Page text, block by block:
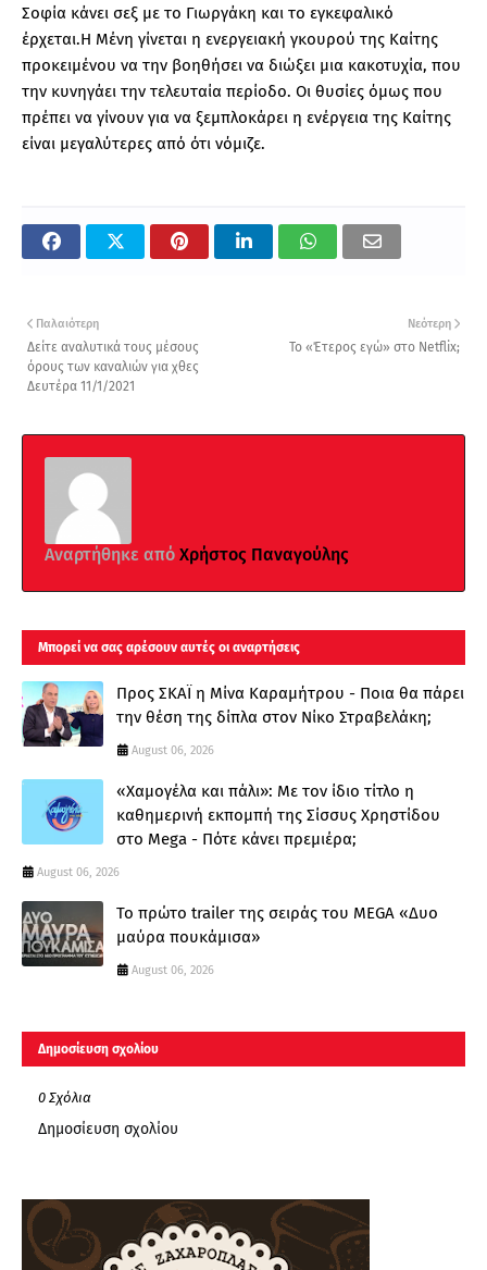
Σοφία κάνει σεξ με το Γιωργάκη και το εγκεφαλικό
έρχεται.Η Μένη γίνεται η ενεργειακή γκουρού της Καίτης
προκειμένου να την βοηθήσει να διώξει μια κακοτυχία, που
την κυνηγάει την τελευταία περίοδο. Οι θυσίες όμως που
πρέπει να γίνουν για να ξεμπλοκάρει η ενέργεια της Καίτης
είναι μεγαλύτερες από ότι νόμιζε.
Νεότερη
Το «Έτερος εγώ» στο Netflix;
Παλαιότερη
Δείτε αναλυτικά τους μέσους
όρους των καναλιών για χθες
Δευτέρα 11/1/2021
Αναρτήθηκε από Χρήστος Παναγούλης
Μπορεί να σας αρέσουν αυτές οι αναρτήσεις
Προς ΣΚΑΪ η Μίνα Καραμήτρου - Ποια θα πάρει
την θέση της δίπλα στον Νίκο Στραβελάκη;
August 06, 2026
«Χαμογέλα και πάλι»: Με τον ίδιο τίτλο η
καθημερινή εκπομπή της Σίσσυς Χρηστίδου
στο Mega - Πότε κάνει πρεμιέρα;
August 06, 2026
Το πρώτο trailer της σειράς του MEGA «Δυο
μαύρα πουκάμισα»
August 06, 2026
Δημοσίευση σχολίου
0 Σχόλια
Δημοσίευση σχολίου